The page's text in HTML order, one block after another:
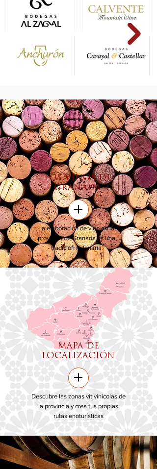
LOS VINOS DE
GRANADA
+
La elaboración de vino en la
provincia de Granada es una
tradición milenaria
MAPA DE
LOCALIZACIÓN
+
Descubre las zonas vitivinícolas de
la provincia y crea tus propias
rutas enoturísticas